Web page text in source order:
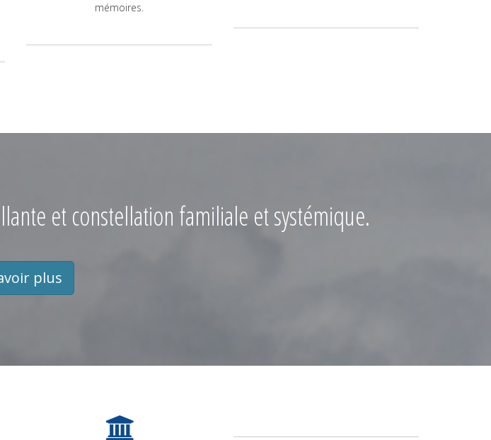
mémoires.
et constellation familiale et systémique.
plus